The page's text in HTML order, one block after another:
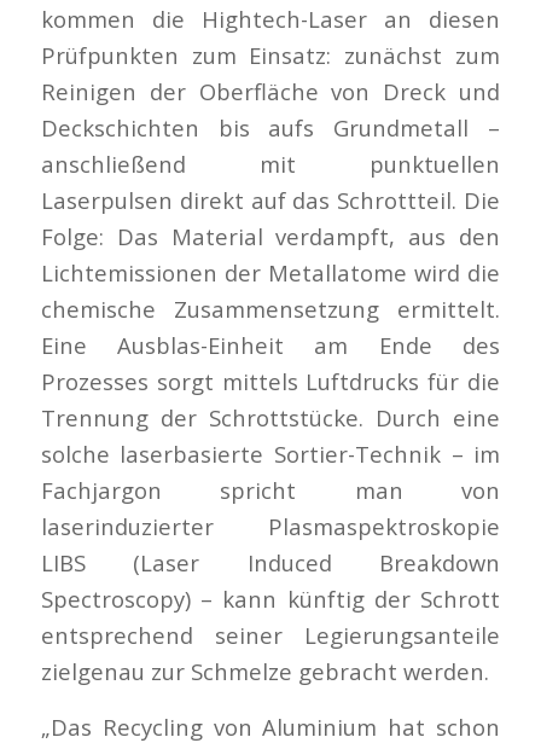
kommen die Hightech-Laser an diesen
Prüfpunkten zum Einsatz: zunächst zum
Reinigen der Oberfläche von Dreck und
Deckschichten bis aufs Grundmetall –
anschließend mit punktuellen
Laserpulsen direkt auf das Schrottteil. Die
Folge: Das Material verdampft, aus den
Lichtemissionen der Metallatome wird die
chemische Zusammensetzung ermittelt.
Eine Ausblas-Einheit am Ende des
Prozesses sorgt mittels Luftdrucks für die
Trennung der Schrottstücke. Durch eine
solche laserbasierte Sortier-Technik – im
Fachjargon spricht man von
laserinduzierter Plasmaspektroskopie
LIBS (Laser Induced Breakdown
Spectroscopy) – kann künftig der Schrott
entsprechend seiner Legierungsanteile
zielgenau zur Schmelze gebracht werden.
„Das Recycling von Aluminium hat schon